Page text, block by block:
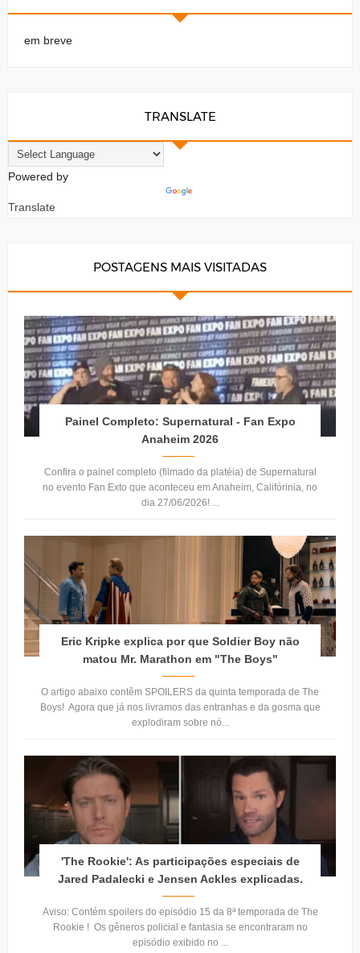
em breve
TRANSLATE
Powered by
Translate
POSTAGENS MAIS VISITADAS
Painel Completo: Supernatural - Fan Expo
Anaheim 2026
Confira o painel completo (filmado da platéia) de Supernatural
no evento Fan Exto que aconteceu em Anaheim, Califórinia, no
dia 27/06/2026! ...
Eric Kripke explica por que Soldier Boy não
matou Mr. Marathon em "The Boys"
O artigo abaixo contêm SPOILERS da quinta temporada de The
Boys! Agora que já nos livramos das entranhas e da gosma que
explodiram sobre nó...
'The Rookie': As participações especiais de
Jared Padalecki e Jensen Ackles explicadas.
Aviso: Contém spoilers do episódio 15 da 8ª temporada de The
Rookie ! Os gêneros policial e fantasia se encontraram no
episódio exibido no ...